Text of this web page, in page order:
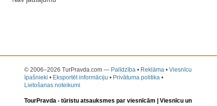
© 2006–2026 TurPravda.com — Palīdzība • Reklāma • Viesnīcu
īpašnieki • Eksportēt informāciju • Privātuma politika •
Lietošanas noteikumi
TourPravda - tūristu atsauksmes par viesnīcām | Viesnīcu un